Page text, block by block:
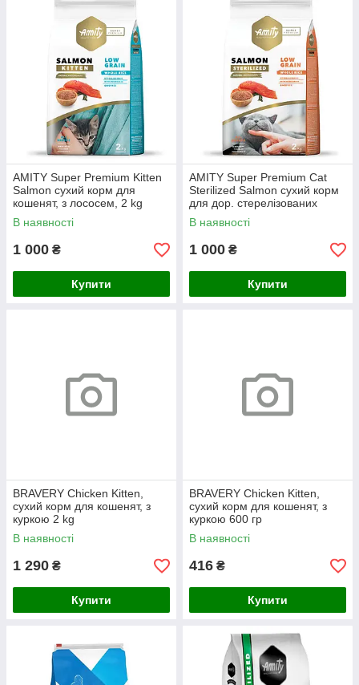
AMITY Super Premium Kitten
Salmon сухий корм для
кошенят, з лососем, 2 kg
В наявності
1 000 ₴
Купити
AMITY Super Premium Cat
Sterilized Salmon сухий корм
для дор. стерелізованих
котів, з лососем, 2 kg
В наявності
1 000 ₴
Купити
BRAVERY Chicken Kitten,
сухий корм для кошенят, з
куркою 2 kg
В наявності
1 290 ₴
Купити
BRAVERY Chicken Kitten,
сухий корм для кошенят, з
куркою 600 гр
В наявності
416 ₴
Купити